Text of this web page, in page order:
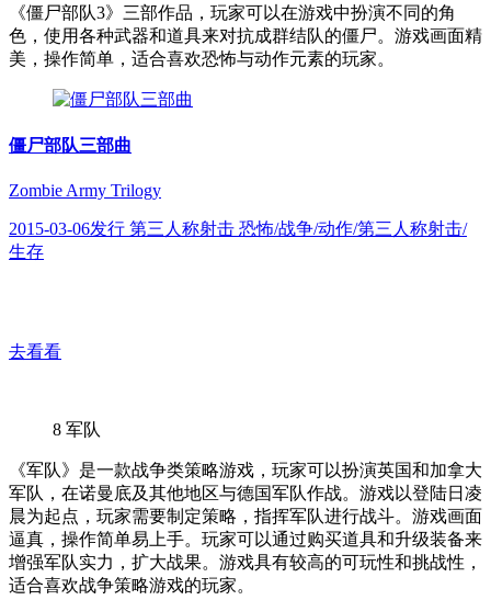
《僵尸部队3》三部作品，玩家可以在游戏中扮演不同的角
色，使用各种武器和道具来对抗成群结队的僵尸。游戏画面精
美，操作简单，适合喜欢恐怖与动作元素的玩家。
僵尸部队三部曲
Zombie Army Trilogy
2015-03-06发行 第三人称射击 恐怖/战争/动作/第三人称射击/
生存
去看看
8 军队
《军队》是一款战争类策略游戏，玩家可以扮演英国和加拿大
军队，在诺曼底及其他地区与德国军队作战。游戏以登陆日凌
晨为起点，玩家需要制定策略，指挥军队进行战斗。游戏画面
逼真，操作简单易上手。玩家可以通过购买道具和升级装备来
增强军队实力，扩大战果。游戏具有较高的可玩性和挑战性，
适合喜欢战争策略游戏的玩家。